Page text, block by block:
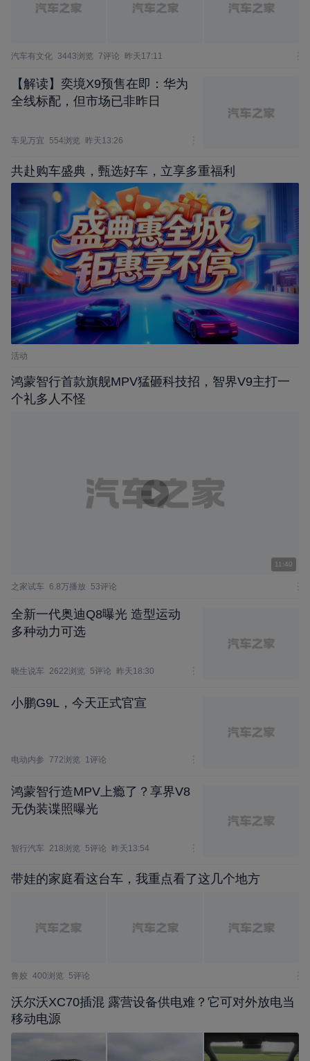
汽车有文化 3443浏览 7评论 昨天17:11
【解读】奕境X9预售在即：华为
全线标配，但市场已非昨日
车见万宜 554浏览 昨天13:26
共赴购车盛典，甄选好车，立享多重福利
活动
鸿蒙智行⾸款旗舰MPV猛砸科技招，智界V9主打一
个礼多人不怪
11:40
之家试车 6.8万播放 53评论
全新一代奥迪Q8曝光 造型运动
多种动力可选
晓生说车 2622浏览 5评论 昨天18:30
小鹏G9L，今天正式官宣
电动内参 772浏览 1评论
鸿蒙智行造MPV上瘾了？享界V8
无伪装谍照曝光
智行汽车 218浏览 5评论 昨天13:54
带娃的家庭看这台车，我重点看了这几个地方
鲁姣 400浏览 5评论
沃尔沃XC70插混 露营设备供电难？它可对外放电当
移动电源